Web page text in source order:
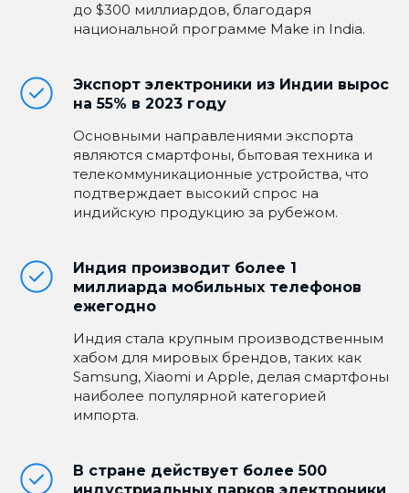
до $300 миллиардов, благодаря
национальной программе Make in India.
Экспорт электроники из Индии вырос
на 55% в 2023 году
Основными направлениями экспорта
являются смартфоны, бытовая техника и
телекоммуникационные устройства, что
подтверждает высокий спрос на
индийскую продукцию за рубежом.
Индия производит более 1
миллиарда мобильных телефонов
ежегодно
Индия стала крупным производственным
хабом для мировых брендов, таких как
Samsung, Xiaomi и Apple, делая смартфоны
наиболее популярной категорией
импорта.
В стране действует более 500